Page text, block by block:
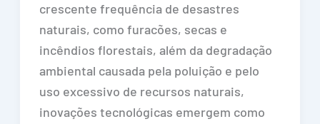
crescente frequência de desastres
naturais, como furacões, secas e
incêndios florestais, além da degradação
ambiental causada pela poluição e pelo
uso excessivo de recursos naturais,
inovações tecnológicas emergem como